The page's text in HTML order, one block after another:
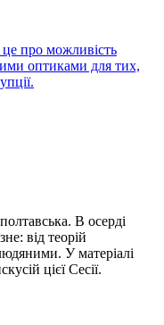
про можливість
оптиками для тих,
В осерді
від теорій
У матеріалі
цієї Сесії.